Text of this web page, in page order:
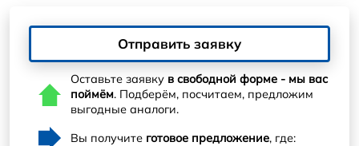
Отправить заявку
Оставьте заявку в свободной форме - мы вас
поймём. Подберём, посчитаем, предложим
выгодные аналоги.
Вы получите готовое предложение, где: